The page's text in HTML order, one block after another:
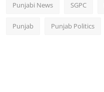
Punjabi News SGPC
Punjab Punjab Politics